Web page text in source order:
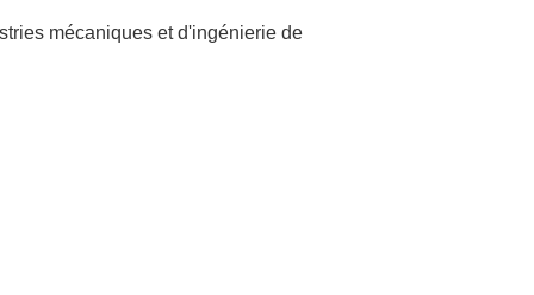
mécaniques et d'ingénierie de